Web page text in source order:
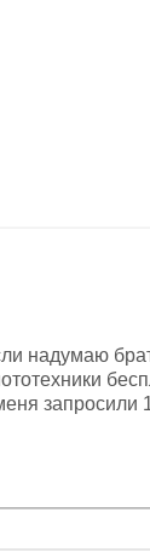
надумаю
запросили
на связи,